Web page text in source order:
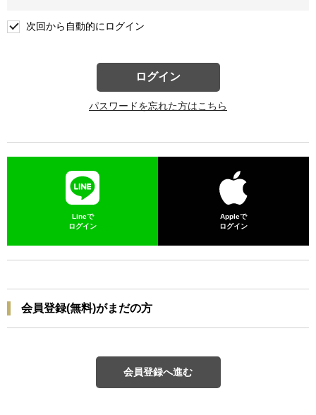
次回から自動的にログイン
ログイン
パスワードを忘れた方はこちら
Lineで
ログイン
Appleで
ログイン
会員登録(無料)がまだの方
会員登録へ進む